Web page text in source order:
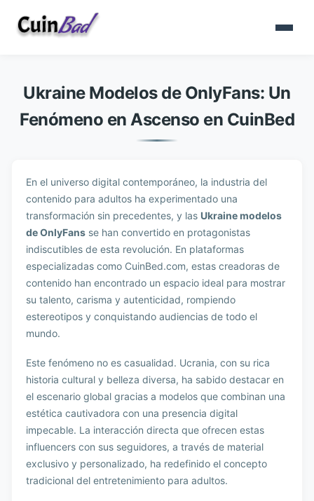
Ukraine Modelos de OnlyFans: Un
Fenómeno en Ascenso en CuinBed
En el universo digital contemporáneo, la industria del
contenido para adultos ha experimentado una
transformación sin precedentes, y las Ukraine modelos
de OnlyFans se han convertido en protagonistas
indiscutibles de esta revolución. En plataformas
especializadas como CuinBed.com, estas creadoras de
contenido han encontrado un espacio ideal para mostrar
su talento, carisma y autenticidad, rompiendo
estereotipos y conquistando audiencias de todo el
mundo.
Este fenómeno no es casualidad. Ucrania, con su rica
historia cultural y belleza diversa, ha sabido destacar en
el escenario global gracias a modelos que combinan una
estética cautivadora con una presencia digital
impecable. La interacción directa que ofrecen estas
influencers con sus seguidores, a través de material
exclusivo y personalizado, ha redefinido el concepto
tradicional del entretenimiento para adultos.